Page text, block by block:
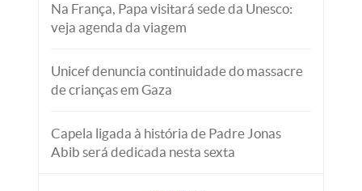
Na França, Papa visitará sede da Unesco:
veja agenda da viagem
Unicef denuncia continuidade do massacre
de crianças em Gaza
Capela ligada à história de Padre Jonas
Abib será dedicada nesta sexta